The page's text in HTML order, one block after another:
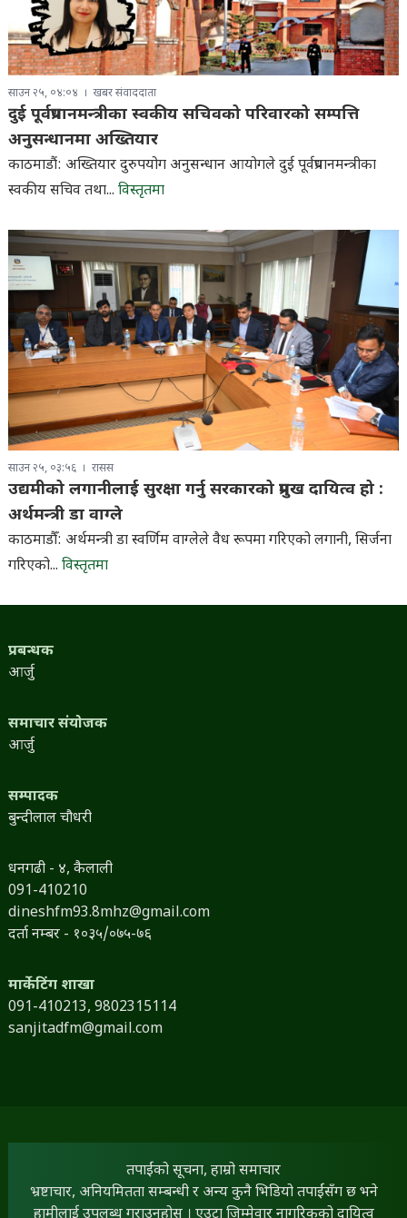
साउन २५, ०४:०४ खबर संवाददाता
दुई पूर्वप्रधानमन्त्रीका स्वकीय सचिवको परिवारको सम्पत्ति
अनुसन्धानमा अख्तियार
काठमाडौं: अख्तियार दुरुपयोग अनुसन्धान आयोगले दुई पूर्वप्रधानमन्त्रीका
स्वकीय सचिव तथा... विस्तृतमा
साउन २५, ०३:५६ रासस
उद्यमीको लगानीलाई सुरक्षा गर्नु सरकारको प्रमुख दायित्व हो :
अर्थमन्त्री डा वाग्ले
काठमाडौँ: अर्थमन्त्री डा स्वर्णिम वाग्लेले वैध रूपमा गरिएको लगानी, सिर्जना
गरिएको... विस्तृतमा
प्रबन्धक
आर्जु
समाचार संयोजक
आर्जु
सम्पादक
बुन्दीलाल चौधरी
धनगढी - ४, कैलाली
091-410210
dineshfm93.8mhz@gmail.com
दर्ता नम्बर - १०३५/०७५-७६
मार्केटिंग शाखा
091-410213, 9802315114
sanjitadfm@gmail.com
तपाईंको सूचना, हाम्रो समाचार
भ्रष्टाचार, अनियमितता सम्बन्धी र अन्य कुनै भिडियो तपाईंसँग छ भने